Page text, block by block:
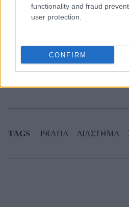
functionality and fraud
user protection.
CONFIRM
Τα 6 σημεία του σπιτιού
3-3-3 rule: Ο κανόνας που
TAGS PRADA ΔΙΑΣΤΗΜΑ